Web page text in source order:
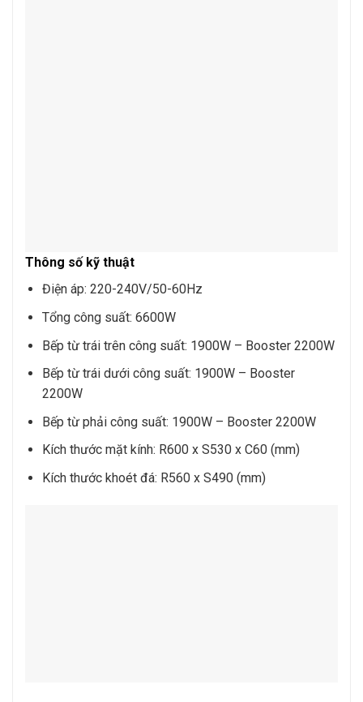
Thông số kỹ thuật
Điện áp: 220-240V/50-60Hz
Tổng công suất: 6600W
Bếp từ trái trên công suất: 1900W – Booster 2200W
Bếp từ trái dưới công suất: 1900W – Booster
2200W
Bếp từ phải công suất: 1900W – Booster 2200W
Kích thước mặt kính: R600 x S530 x C60 (mm)
Kích thước khoét đá: R560 x S490 (mm)